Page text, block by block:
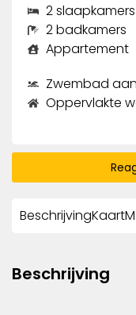
2 slaapkamers
2 badkamers
Appartement
Zwembad
Oppervlakte
BeschrijvingKaart
Beschrijving